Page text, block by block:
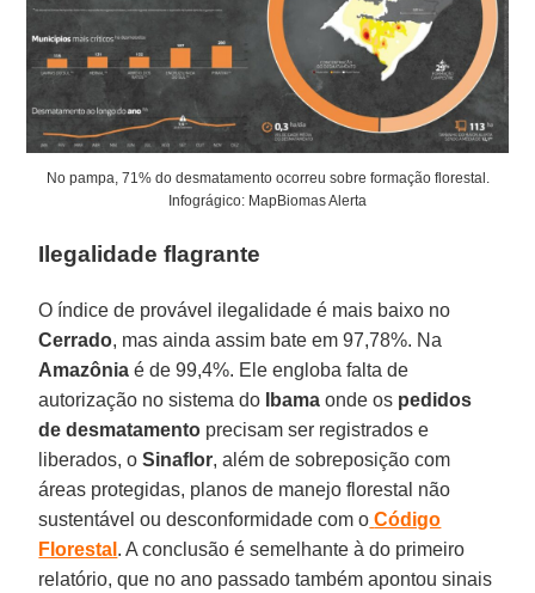
No pampa, 71% do desmatamento ocorreu sobre formação florestal.
Infográgico: MapBiomas Alerta
Ilegalidade flagrante
O índice de provável ilegalidade é mais baixo no
Cerrado, mas ainda assim bate em 97,78%. Na
Amazônia é de 99,4%. Ele engloba falta de
autorização no sistema do
Ibama onde os pedidos
de desmatamento precisam ser registrados e
liberados, oSinaflor, além de sobreposição com
áreas protegidas, planos de manejo florestal não
sustentável ou desconformidade com o Código
Florestal . A conclusão é semelhante à do primeiro
relatório, que no ano passado também apontou sinais